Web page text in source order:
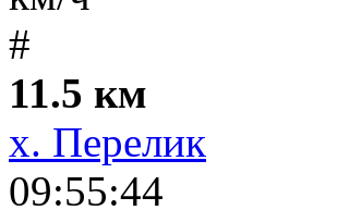
#
11.5 км
х. Перелик
09:55:44